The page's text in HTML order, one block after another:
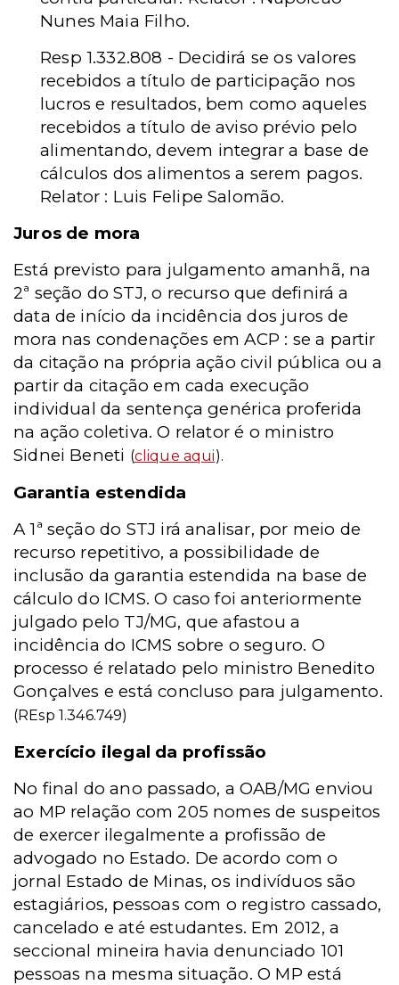
Nunes Maia Filho.
Resp 1.332.808 - Decidirá se os valores
recebidos a título de participação nos
lucros e resultados, bem como aqueles
recebidos a título de aviso prévio pelo
alimentando, devem integrar a base de
cálculos dos alimentos a serem pagos.
Relator : Luis Felipe Salomão.
Juros de mora
Está previsto para julgamento amanhã, na
2ª seção do STJ, o recurso que definirá a
data de início da incidência dos juros de
mora nas condenações em ACP : se a partir
da citação na própria ação civil pública ou a
partir da citação em cada execução
individual da sentença genérica proferida
na ação coletiva. O relator é o ministro
Sidnei Beneti (clique aqui).
Garantia estendida
A 1ª seção do STJ irá analisar, por meio de
recurso repetitivo, a possibilidade de
inclusão da garantia estendida na base de
cálculo do ICMS. O caso foi anteriormente
julgado pelo TJ/MG, que afastou a
incidência do ICMS sobre o seguro. O
processo é relatado pelo ministro Benedito
Gonçalves e está concluso para julgamento.
(REsp 1.346.749)
Exercício ilegal da profissão
No final do ano passado, a OAB/MG enviou
ao MP relação com 205 nomes de suspeitos
de exercer ilegalmente a profissão de
advogado no Estado. De acordo com o
jornal Estado de Minas, os indivíduos são
estagiários, pessoas com o registro cassado,
cancelado e até estudantes. Em 2012, a
seccional mineira havia denunciado 101
pessoas na mesma situação. O MP está